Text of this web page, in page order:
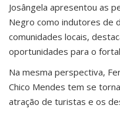
Josângela apresentou as
Negro como indutores de
comunidades locais,
oportunidades para o
Na mesma perspectiva,
Chico Mendes tem se
atração de turistas e os